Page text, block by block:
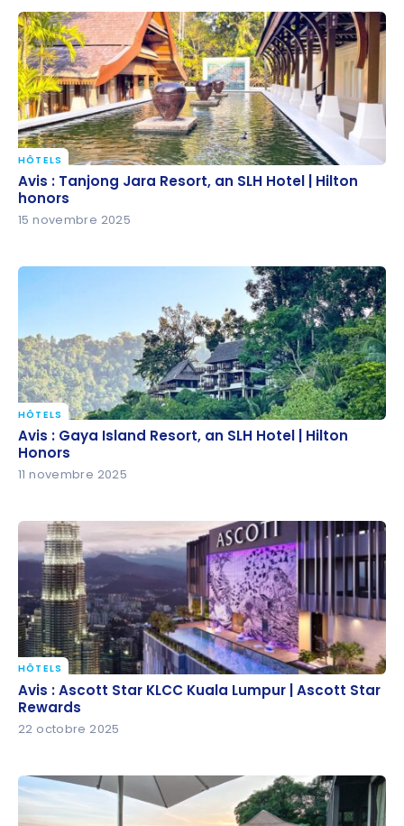
Avis : Tanjong Jara Resort, an SLH Hotel | Hilton
honors
HÔTELS
Avis : Tanjong Jara Resort, an SLH Hotel | Hilton
honors
15 novembre 2025
Avis : Gaya Island Resort, an SLH Hotel | Hilton
Honors
HÔTELS
Avis : Gaya Island Resort, an SLH Hotel | Hilton
Honors
11 novembre 2025
Avis : Ascott Star KLCC Kuala Lumpur | Ascott Star
Rewards
HÔTELS
Avis : Ascott Star KLCC Kuala Lumpur | Ascott Star
Rewards
22 octobre 2025